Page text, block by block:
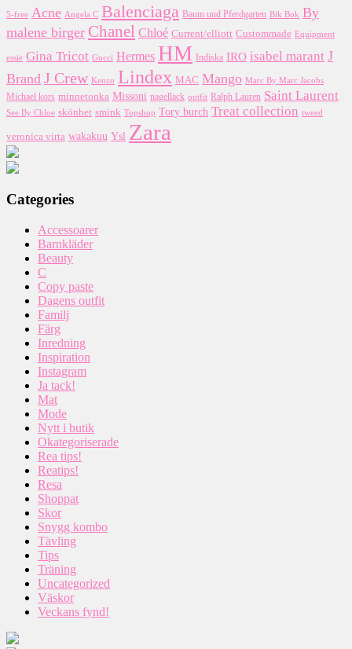
5-free Acne Angela C Balenciaga Baum und Pferdgarten Bik Bok By
malene birger Chanel Chloé Current/elliott Custommade Equipment
essie Gina Tricot Gucci Hermes HM Indiska IRO isabel marant J
Brand J Crew Kenzo Lindex MAC Mango Marc By Marc Jacobs
Michael kors minnetonka Missoni nagellack outfit Ralph Lauren Saint Laurent
See By Chloe skönhet smink Topshop Tory burch Treat collection tweed
veronica virta wakakuu Ysl Zara
Categories
Accessoarer
Barnkläder
Beauty
C
Copy paste
Dagens outfit
Familj
Färg
Inredning
Inspiration
Instagram
Ja tack!
Mat
Mode
Nytt i butik
Okategoriserade
Rea tips!
Reatips!
Resa
Shoppat
Skor
Snygg kombo
Tävling
Tips
Träning
Uncategorized
Väskor
Veckans fynd!